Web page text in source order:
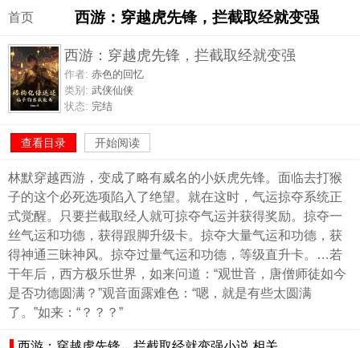
首页 西游：穿越虎先锋，拦截取经就变强
西游：穿越虎先锋，拦截取经就变强
作者: 赤色的回忆
类别: 武侠仙侠
状态: 完结
查看目录 开始阅读
林默穿越西游，变成了略有威名的小妖虎先锋。面临去打猴
子的这个必死选项陷入了绝望。就在这时，气运掠夺系统正
式觉醒。只要拦截取经人就可掠夺气运并获得奖励。掠夺一
丝气运和功德，获得跟脚升级卡。掠夺大量气运和功德，获
得神通三昧神风。掠夺过量气运和功德，等级直升卡。…若
干年后，西方极乐世界，如来问道：“观世音，唐僧师徒如今
是否功德圆满？”观音面露难色：“嗯，就是有些太圆满
了。”如来：“？？？”